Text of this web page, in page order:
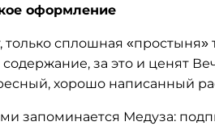
оформление
только сплошная
содержание, за это и ценят
хорошо написанный
запоминается Медуза: